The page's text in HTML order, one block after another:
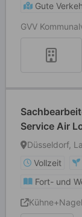
Gute
GVV
Service Air
Düsseldorf,
Vollzeit
Fort- und